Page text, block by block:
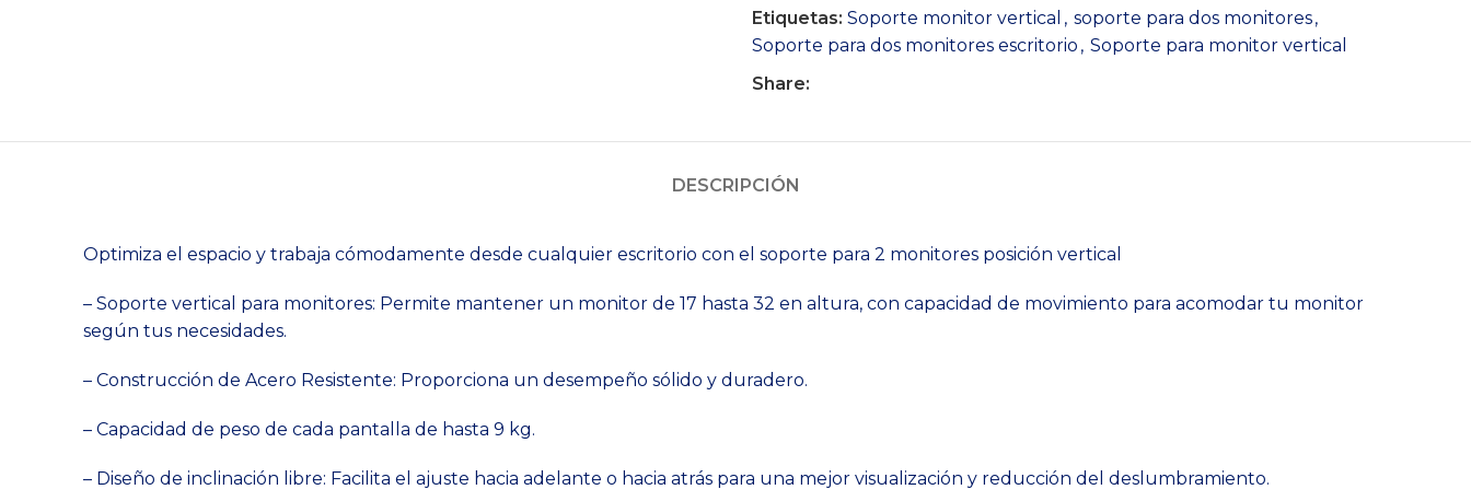
Etiquetas: Soporte monitor vertical , soporte para dos monitores,
Soporte para dos monitores escritorio , Soporte para monitor vertical
Share:
DESCRIPCIÓN
Optimiza el espacio y trabaja cómodamente desde cualquier escritorio con el soporte para 2 monitores posición vertical
– Soporte vertical para monitores: Permite mantener un monitor de 17 hasta 32 en altura, con capacidad de movimiento para acomodar tu monitor
según tus necesidades.
– Construcción de Acero Resistente: Proporciona un desempeño sólido y duradero.
– Capacidad de peso de cada pantalla de hasta 9 kg.
– Diseño de inclinación libre: Facilita el ajuste hacia adelante o hacia atrás para una mejor visualización y reducción del deslumbramiento.